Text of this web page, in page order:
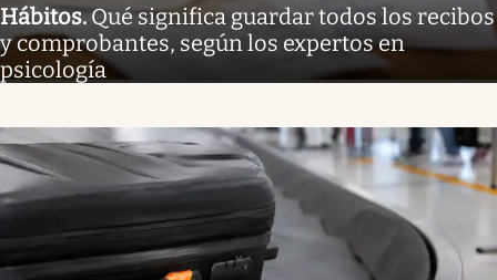
Hábitos.Qué significa guardar todos los recibos
y comprobantes, según los expertos en
psicología